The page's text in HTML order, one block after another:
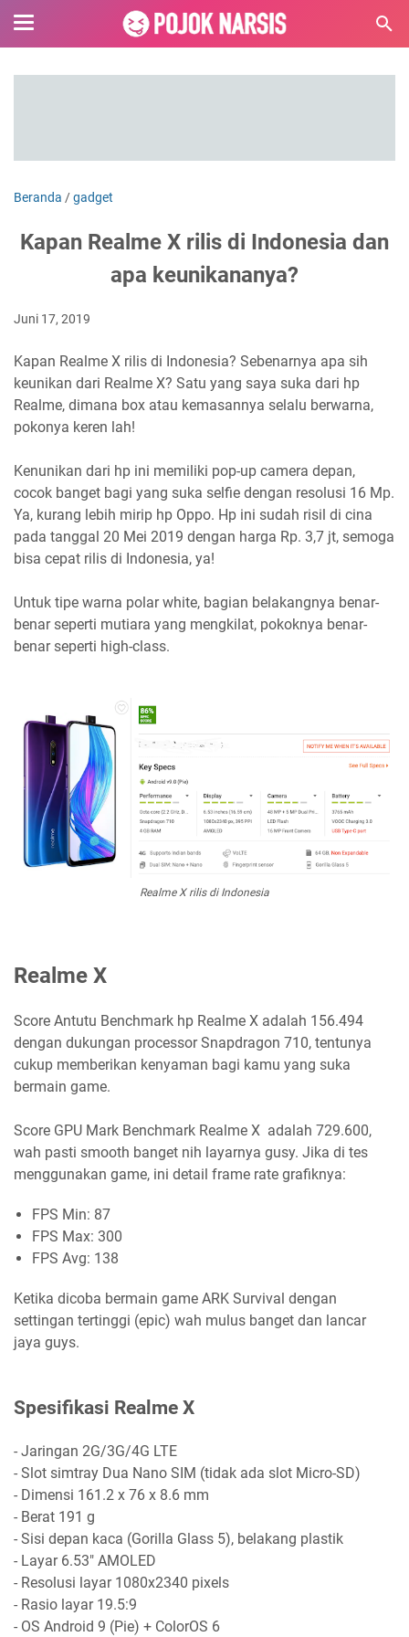
Beranda /gadget
Kapan Realme X rilis di Indonesia dan
apa keunikananya?
Juni 17, 2019
Kapan Realme X rilis di Indonesia? Sebenarnya apa sih
keunikan dari Realme X? Satu yang saya suka dari hp
Realme, dimana box atau kemasannya selalu berwarna,
pokonya keren lah!
Kenunikan dari hp ini memiliki pop-up camera depan,
cocok banget bagi yang suka selfie dengan resolusi 16 Mp.
Ya, kurang lebih mirip hp Oppo. Hp ini sudah risil di cina
pada tanggal 20 Mei 2019 dengan harga Rp. 3,7 jt, semoga
bisa cepat rilis di Indonesia, ya!
Untuk tipe warna polar white, bagian belakangnya benar-
benar seperti mutiara yang mengkilat, pokoknya benar-
benar seperti high-class.
Realme X rilis di Indonesia
Realme X
Score Antutu Benchmark hp Realme X adalah 156.494
dengan dukungan processor Snapdragon 710, tentunya
cukup memberikan kenyaman bagi kamu yang suka
bermain game.
Score GPU Mark Benchmark Realme X adalah 729.600,
wah pasti smooth banget nih layarnya gusy. Jika di tes
menggunakan game, ini detail frame rate grafiknya:
FPS Min: 87
FPS Max: 300
FPS Avg: 138
Ketika dicoba bermain game ARK Survival dengan
settingan tertinggi (epic) wah mulus banget dan lancar
jaya guys.
Spesifikasi Realme X
- Jaringan 2G/3G/4G LTE
- Slot simtray Dua Nano SIM (tidak ada slot Micro-SD)
- Dimensi 161.2 x 76 x 8.6 mm
- Berat 191 g
- Sisi depan kaca (Gorilla Glass 5), belakang plastik
- Layar 6.53" AMOLED
- Resolusi layar 1080x2340 pixels
- Rasio layar 19.5:9
- OS Android 9 (Pie) + ColorOS 6